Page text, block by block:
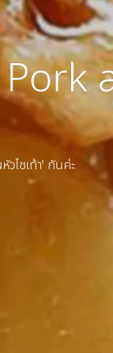
Pork
วไชเท้า' กันค่ะ